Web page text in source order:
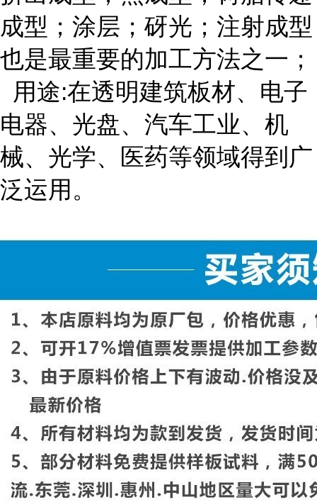
成型；涂层；砑光；注射成型
也是最重要的加工方法之一；
用途:在透明建筑板材、电子
电器、光盘、汽车工业、机
械、光学、医药等领域得到广
泛运用。